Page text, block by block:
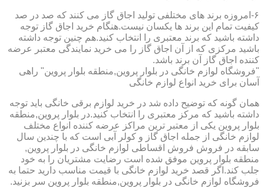
۶-امروزه برند های مختلفی تولید اجاق گاز می کنند که صد در صد
کیفیت تمام این برند ها یکسان نیست.هنگام خرید اجاق گاز توجه
داشته باشید که برند معتبری را انتخاب کنید.هم چنین توجه داشته
باشید مرکزی که از آن اجاق گاز را می خرید نمایندگی معتبر عرضه
کننده اجاق گاز آن برند باشد.
"فروشگاه لوازم خانگی در بلوار پروین,منطقه بلوار پروین" راهی
آسان برای خرید انواع لوازم خانگی
همان گونه که توضیح داده شد در خرید لوازم برقی خانگی باید توجه
داشته باشید که مرکز معتبری را انتخاب کنید.در بلوار پروین,منطقه
بلوار پروین یکی از معتبر ترین مراکز عرضه کننده انواع مختلف
لوازم خانگی از جمله اجاق گاز و کولر آبی است که با چندین سال
سابقه در فروش فروش اقساطی لوازم خانگی در بلوار پروین,
منطقه بلوار پروین موفق شده است رضایت مشتریان را به خود
جلب کند.اگر قصد خرید لوازم خانگی با قیمت مناسب دارید حتما به
فروشگاه لوازم خانگی در بلوار پروین,منطقه بلوار پروین سر بزنید.